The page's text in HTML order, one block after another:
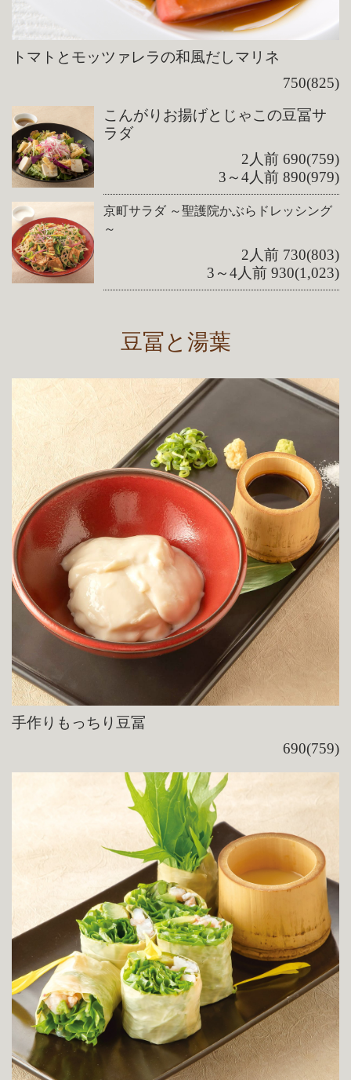
トマトとモッツァレラの和風だしマリネ
750(825)
こんがりお揚げとじゃこの豆冨サ
ラダ
2人前 690(759)
3～4人前 890(979)
京町サラダ ～聖護院かぶらドレッシング
～
2人前 730(803)
3～4人前 930(1,023)
豆冨と湯葉
手作りもっちり豆冨
690(759)